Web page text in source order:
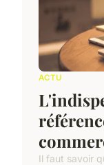
ACTU
Il faut savoir